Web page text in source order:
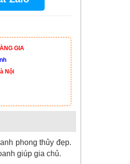
GIA
Nội
phong thủy đẹp.
giúp gia chủ.